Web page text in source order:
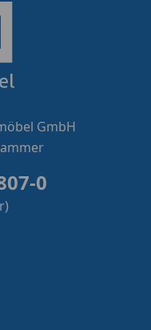
GmbH
0